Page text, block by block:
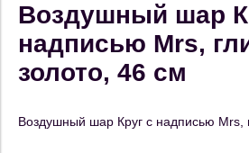
Воздушный шар
надписью Mrs,
золото, 46 см
Воздушный шар Круг с надписью Mrs,